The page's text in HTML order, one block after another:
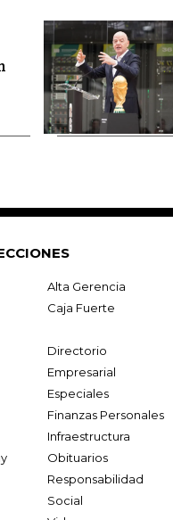
Alta Gerencia
Caja Fuerte
Directorio
Empresarial
Especiales
Finanzas Personales
Infraestructura
Obituarios
Responsabilidad
Social